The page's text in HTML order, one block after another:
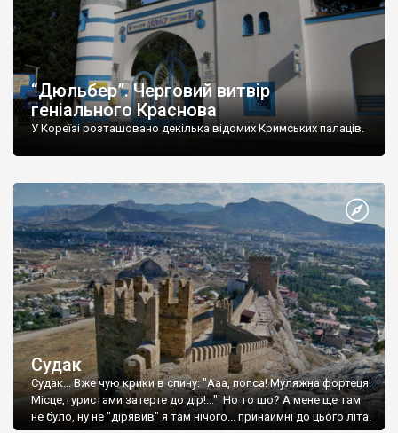
“Дюльбер”. Черговий витвір
геніального Краснова
У Кореїзі розташовано декілька відомих Кримських палаців.
Судак
Судак... Вже чую крики в спину: "Ааа, попса! Муляжна фортеця!
Місце,туристами затерте до дір!..." Но то шо? А мене ще там
не було, ну не "дірявив" я там нічого... принаймні до цього літа.